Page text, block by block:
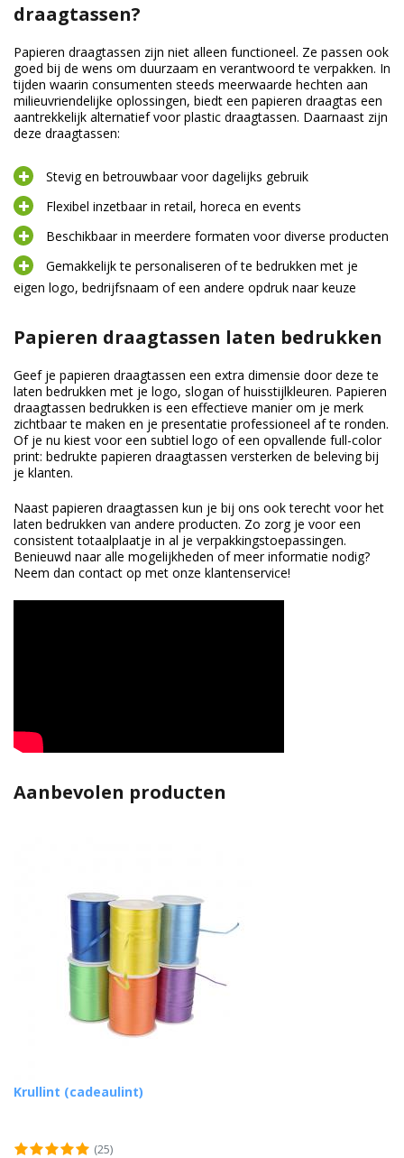
draagtassen?
Papieren draagtassen zijn niet alleen functioneel. Ze passen ook
goed bij de wens om duurzaam en verantwoord te verpakken. In
tijden waarin consumenten steeds meerwaarde hechten aan
milieuvriendelijke oplossingen, biedt een papieren draagtas een
aantrekkelijk alternatief voor plastic draagtassen. Daarnaast zijn
deze draagtassen:
Stevig en betrouwbaar voor dagelijks gebruik
Flexibel inzetbaar in retail, horeca en events
Beschikbaar in meerdere formaten voor diverse producten
Gemakkelijk te personaliseren of te bedrukken met je
eigen logo, bedrijfsnaam of een andere opdruk naar keuze
Papieren draagtassen laten bedrukken
Geef je papieren draagtassen een extra dimensie door deze te
laten bedrukken met je logo, slogan of huisstijlkleuren. Papieren
draagtassen bedrukken is een effectieve manier om je merk
zichtbaar te maken en je presentatie professioneel af te ronden.
Of je nu kiest voor een subtiel logo of een opvallende full-color
print: bedrukte papieren draagtassen versterken de beleving bij
je klanten.
Naast papieren draagtassen kun je bij ons ook terecht voor het
laten bedrukken van andere producten. Zo zorg je voor een
consistent totaalplaatje in al je verpakkingstoepassingen.
Benieuwd naar alle mogelijkheden of meer informatie nodig?
Neem dan contact op met onze klantenservice!
Aanbevolen producten
Krullint (cadeaulint)
(25)